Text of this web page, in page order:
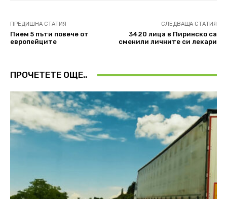
ПРЕДИШНА СТАТИЯ
Пием 5 пъти повече от
европейците
СЛЕДВАЩА СТАТИЯ
3420 лица в Пиринско са
сменили личните си лекари
ПРОЧЕТЕТЕ ОЩЕ..